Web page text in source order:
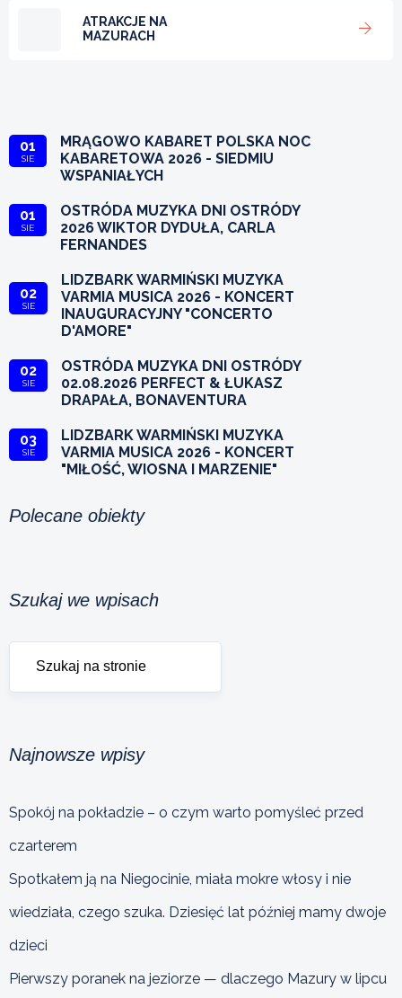
ATRAKCJE NA
MAZURACH
01
SIE
MRĄGOWO KABARET POLSKA NOC
KABARETOWA 2026 - SIEDMIU
WSPANIAŁYCH
01
SIE
OSTRÓDA MUZYKA DNI OSTRÓDY
2026 WIKTOR DYDUŁA, CARLA
FERNANDES
02
SIE
LIDZBARK WARMIŃSKI MUZYKA
VARMIA MUSICA 2026 - KONCERT
INAUGURACYJNY "CONCERTO
D'AMORE"
02
SIE
OSTRÓDA MUZYKA DNI OSTRÓDY
02.08.2026 PERFECT & ŁUKASZ
DRAPAŁA, BONAVENTURA
03
SIE
LIDZBARK WARMIŃSKI MUZYKA
VARMIA MUSICA 2026 - KONCERT
"MIŁOŚĆ, WIOSNA I MARZENIE"
Polecane obiekty
Szukaj we wpisach
Najnowsze wpisy
Spokój na pokładzie – o czym warto pomyśleć przed
czarterem
Spotkałem ją na Niegocinie, miała mokre włosy i nie
wiedziała, czego szuka. Dziesięć lat później mamy dwoje
dzieci
Pierwszy poranek na jeziorze — dlaczego Mazury w lipcu